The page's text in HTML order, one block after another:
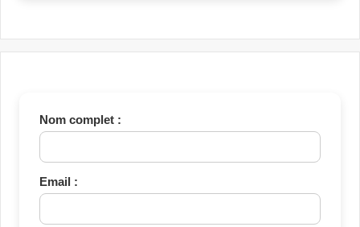
Nom complet :
Email :